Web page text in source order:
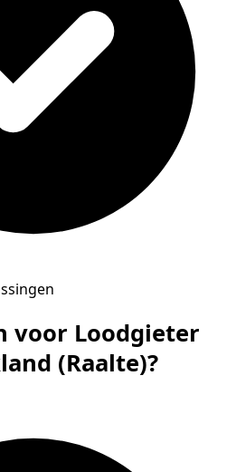
voor Loodgieter
(Raalte)?